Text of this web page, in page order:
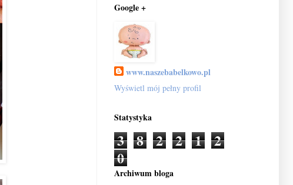
Google +
www.naszebabelkowo.pl
Wyświetl mój pełny profil
Statystyka
3 8 2 2 1 2
0
Archiwum bloga